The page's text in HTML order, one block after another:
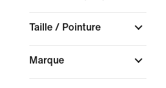
Taille / Pointure
Marque